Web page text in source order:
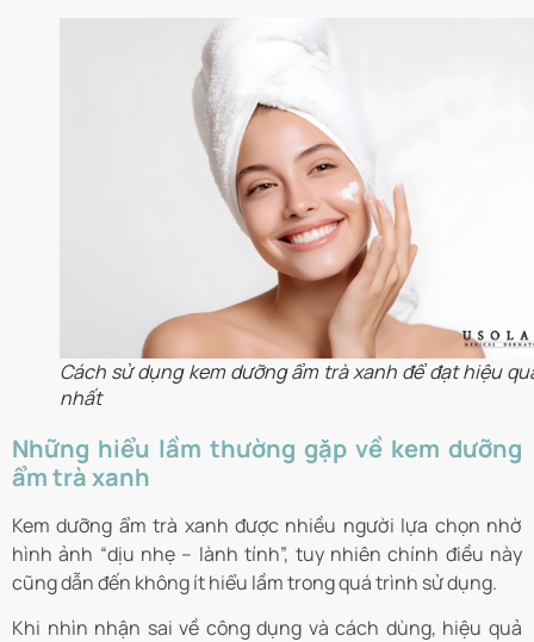
Cách sử dụng kem dưỡng ẩm trà xanh để đạt hiệu
nhất
Những hiểu lầm thường gặp về kem dưỡng
ẩm trà xanh
Kem dưỡng ẩm trà xanh được nhiều người lựa chọn nhờ
hình ảnh “dịu nhẹ – lành tính”, tuy nhiên chính điều này
cũng dẫn đến không ít hiểu lầm trong quá trình sử dụng.
Khi nhìn nhận sai về công dụng và cách dùng, hiệu quả